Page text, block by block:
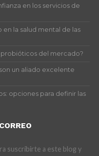
en los servicios de
la salud mental de las
probióticos del mercado?
un aliado excelente
opciones para definir las
suscribirte a este blog y